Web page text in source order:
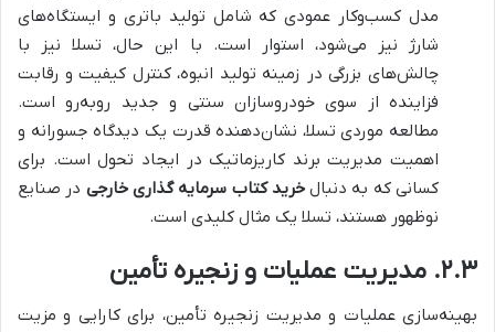
مدل کسب‌وکار عمودی که شامل تولید باتری و ایستگاه‌های
شارژ نیز می‌شود، استوار است. با این حال، تسلا نیز با
چالش‌های بزرگی در زمینه تولید انبوه، کنترل کیفیت و رقابت
فزاینده از سوی خودروسازان سنتی و جدید روبه‌رو است.
مطالعه موردی تسلا، نشان‌دهنده قدرت یک دیدگاه جسورانه و
اهمیت مدیریت برند کاریزماتیک در ایجاد تحول است. برای
کسانی که به دنبالخرید کتاب سرمایه گذاری خارجی در صنایع
نوظهور هستند، تسلا یک مثال کلیدی است.
۲.۳. مدیریت عملیات و زنجیره تأمین
بهینه‌سازی عملیات و مدیریت زنجیره تأمین، برای کارایی و مزیت